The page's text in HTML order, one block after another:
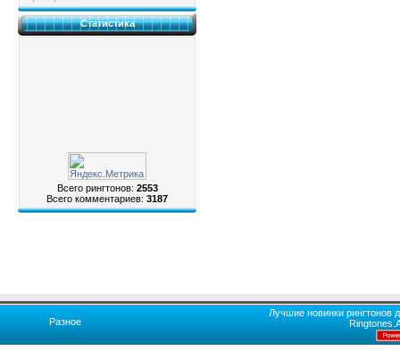
Статистика
Всего рингтонов: 2553
Всего комментариев: 3187
Разное
Лучшие новинки рингтонов